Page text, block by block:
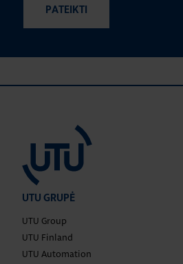
UTU GRUPĖ
UTU Group
UTU Finland
UTU Automation